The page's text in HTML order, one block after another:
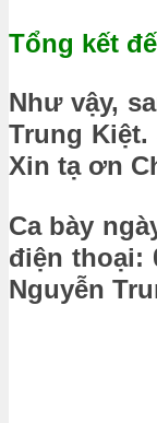
Tổng kết
Như vậy,
Trung Kiệt.
Xin tạ ơn
Ca bày
điện thoại:
Nguyễn